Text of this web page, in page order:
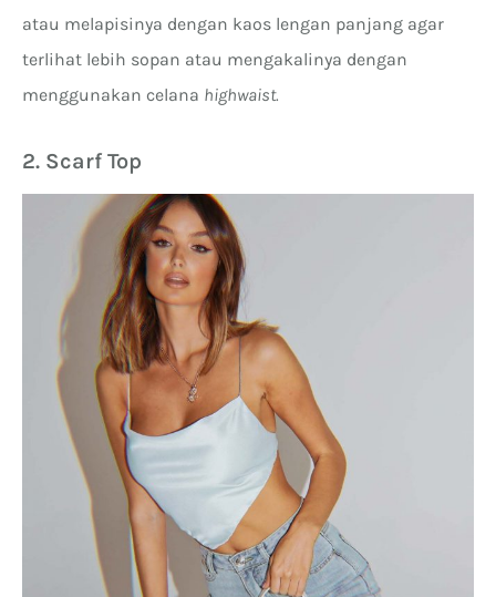
atau melapisinya dengan kaos lengan panjang agar
terlihat lebih sopan atau mengakalinya dengan
menggunakan celana highwaist.
2. Scarf Top